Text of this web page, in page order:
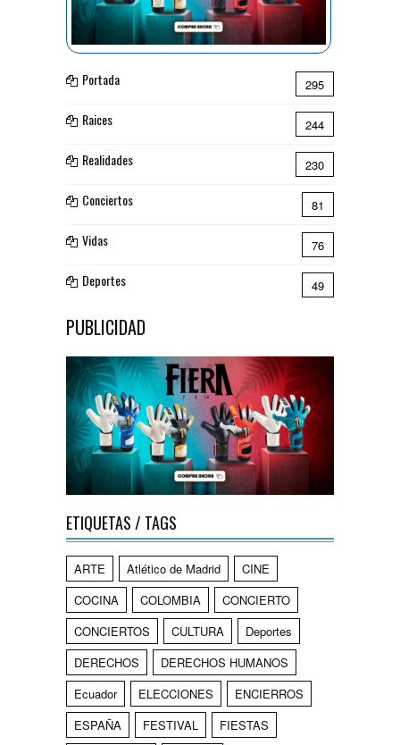
Portada 295
Raices 244
Realidades 230
Conciertos 81
Vidas 76
Deportes 49
PUBLICIDAD
ETIQUETAS / TAGS
ARTE Atlético de Madrid
CINE
COCINA
COLOMBIA
CONCIERTO
CONCIERTOS
CULTURA
Deportes
DERECHOS
DERECHOS HUMANOS
Ecuador
ELECCIONES
ENCIERROS
ESPAÑA
FESTIVAL
FIESTAS